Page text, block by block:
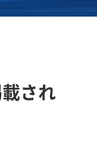
され